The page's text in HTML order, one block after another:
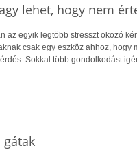
lehet, hogy nem
az egyik legtöbb stresszt okozó
csak egy eszköz ahhoz,
Sokkal több gondolkodást